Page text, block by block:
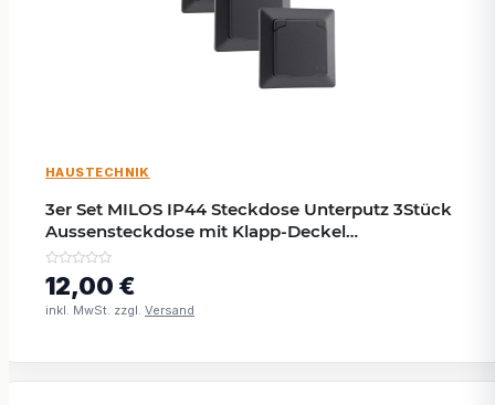
HAUSTECHNIK
3er Set MILOS IP44 Steckdose Unterputz 3Stück
Aussensteckdose mit Klapp-Deckel
Schutzkontakt-Steckdose mit Gummidichtung
230V / 16A 1-fach Rahmen Wand Steckdosen
Anthrazit
12,00 €
inkl. MwSt. zzgl. Versand